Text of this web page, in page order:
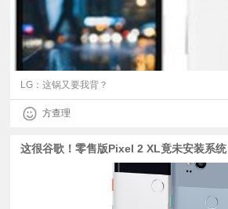
LG：这锅又要我背？
方查理
这很谷歌！零售版Pixel 2 XL竟未安装系统